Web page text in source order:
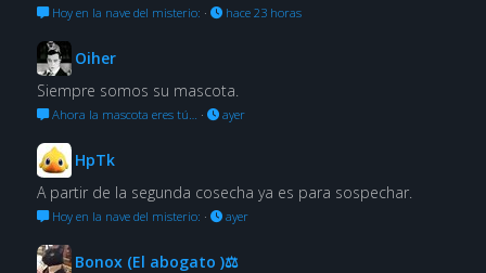
Hoy en la nave del misterio: · hace 23 horas
Oiher
Siempre somos su mascota.
Ahora la mascota eres tú… · ayer
HpTk
A partir de la segunda cosecha ya es para sospechar.
Hoy en la nave del misterio: · ayer
Bonox (El abogato )⚖